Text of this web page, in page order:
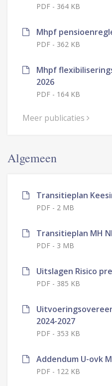
PDF - 364 KB
Mhpf
PDF - 362 KB
Mhpf
2026
PDF - 164 KB
Meer publicaties
Algemeen
Transitieplan
PDF - 2 MB
Transitieplan MH
PDF - 3 MB
Uitslagen Risico
PDF - 385 KB
2024-2027
PDF - 353 KB
Addendum U-ovk
PDF - 122 KB